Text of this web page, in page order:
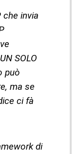
che invia
SOLO
può
ma se
ci fà
di